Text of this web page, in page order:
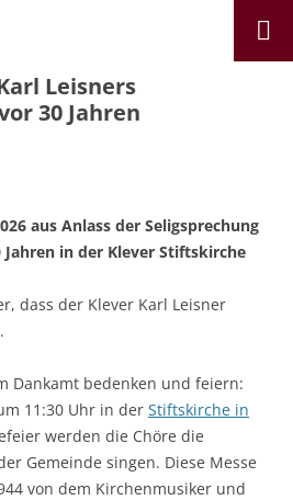
Karl-Leisner-
Leisners
30 Jahren
aus Anlass der Seligsprechung
in der Klever Stiftskirche
dass der Klever Karl Leisner
Dankamt bedenken und feiern:
11:30 Uhr in der Stiftskirche in
werden die Chöre die
Gemeinde singen. Diese Messe
von dem Kirchenmusiker und